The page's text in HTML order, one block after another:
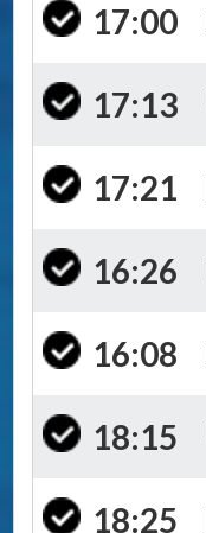
17:00
17:13
17:21
16:26
16:08
18:15
18:25